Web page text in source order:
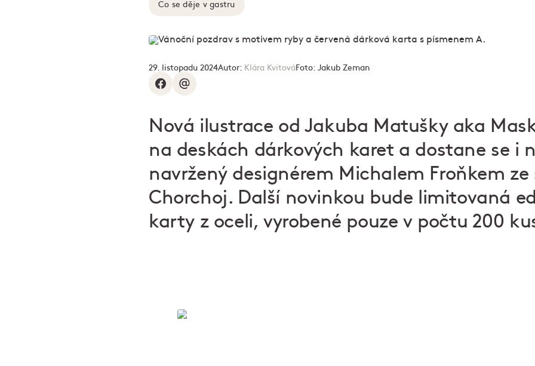
Co se děje v gastru
29. listopadu 2024Autor: Klára KvitováFoto: Jakub Zeman
Nová ilustrace od Jakuba Matušky aka
na deskách dárkových karet a dostane se i
navržený designérem Michalem Froňkem
Chorchoj. Další novinkou bude limitovaná
karty z oceli, vyrobené pouze v počtu 200